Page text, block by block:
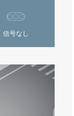
信号なし